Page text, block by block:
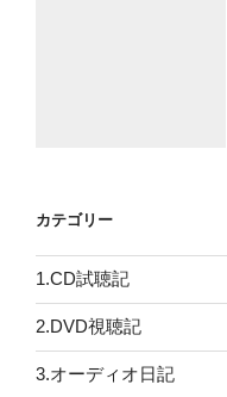
カテゴリー
1.CD試聴記
2.DVD視聴記
3.オーディオ日記